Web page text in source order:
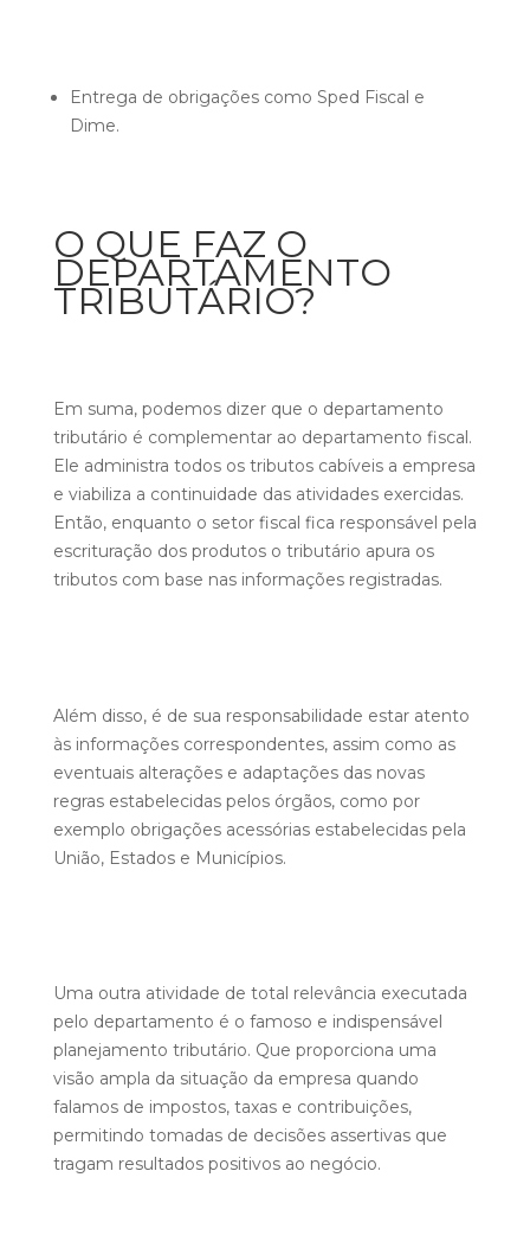
Entrega de obrigações como Sped Fiscal e
Dime.
O QUE FAZ O
DEPARTAMENTO
TRIBUTÁRIO?
Em suma, podemos dizer que o departamento
tributário é complementar ao departamento fiscal.
Ele administra todos os tributos cabíveis a empresa
e viabiliza a continuidade das atividades exercidas.
Então, enquanto o setor fiscal fica responsável pela
escrituração dos produtos o tributário apura os
tributos com base nas informações registradas.
Além disso, é de sua responsabilidade estar atento
às informações correspondentes, assim como as
eventuais alterações e adaptações das novas
regras estabelecidas pelos órgãos, como por
exemplo obrigações acessórias estabelecidas pela
União, Estados e Municípios.
Uma outra atividade de total relevância executada
pelo departamento é o famoso e indispensável
planejamento tributário. Que proporciona uma
visão ampla da situação da empresa quando
falamos de impostos, taxas e contribuições,
permitindo tomadas de decisões assertivas que
tragam resultados positivos ao negócio.